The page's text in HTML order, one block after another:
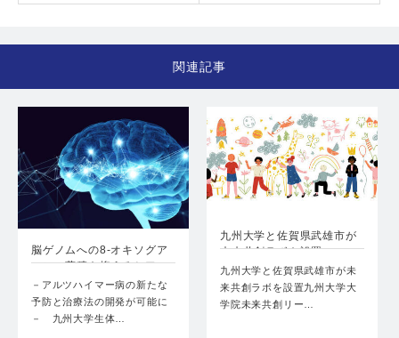
関連記事
脳ゲノムへの8-オキソグア
ニンの蓄積を抑えるとア…
－アルツハイマー病の新たな
予防と治療法の開発が可能に
－ 九州大学生体…
九州大学と佐賀県武雄市が
未来共創ラボを設置
九州大学と佐賀県武雄市が未
来共創ラボを設置九州大学大
学院未来共創リー…